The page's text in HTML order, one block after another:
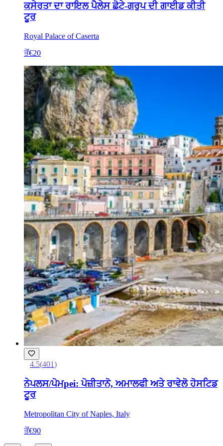
ਕਸੇਰਤਾ ਦਾ ਰਾਇਲ ਪੈਲੇਸ ਛੋਟੇ-ਗਰੁਪ ਦੀ ਗਾਈਡ ਕੀਤੀ
ਟੂਰ
Royal Palace of Caserta
ਤੋਂ€20
4.5(401)
ਨੇਪਲਸ/ਪੋਮpei: ਪੋਜ਼ੀਤਾਨੋ, ਅਮਾਲਫੀ ਅਤੇ ਰਾਵੇਲੋ ਹੋਸਟਿਡ
ਟੂਰ
Metropolitan City of Naples, Italy
ਤੋਂ€90